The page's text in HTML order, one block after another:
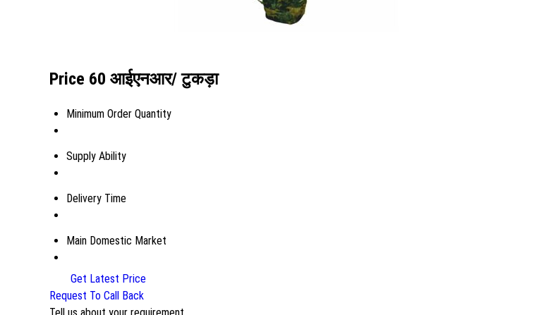
Price 60 आईएनआर/ टुकड़ा
Minimum Order Quantity
Supply Ability
Delivery Time
Main Domestic Market
Get Latest Price
Request To Call Back
Tell us about your requirement